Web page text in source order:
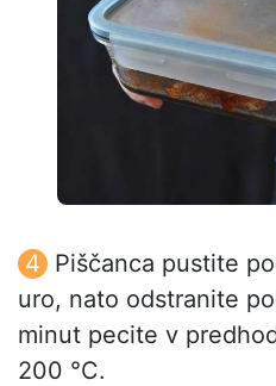
Piščanca pustite
uro, nato odstranite
minut pecite v
200 °C.